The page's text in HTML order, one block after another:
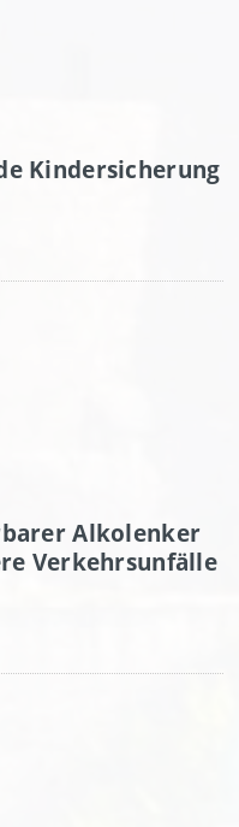
Kindersicherung
Alkolenker
Verkehrsunfälle